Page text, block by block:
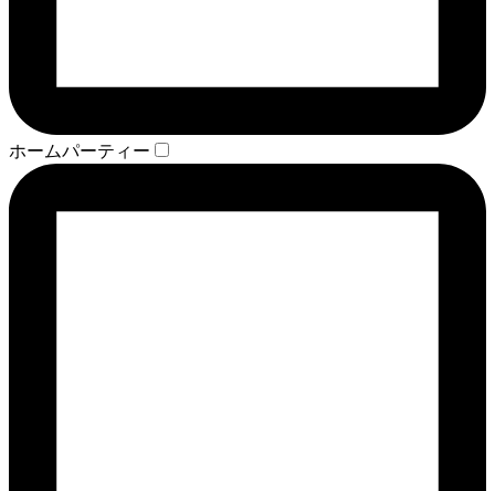
ホームパーティー